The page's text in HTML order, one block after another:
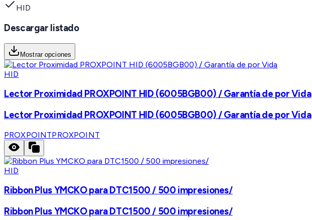
HID
Descargar listado
Mostrar opciones
HID
Lector Proximidad PROXPOINT HID (6005BGB00) / Garantía de por Vida
Lector Proximidad PROXPOINT HID (6005BGB00) / Garantía de por Vida
PROXPOINTPROXPOINT
HID
Ribbon Plus YMCKO para DTC1500 / 500 impresiones/
Ribbon Plus YMCKO para DTC1500 / 500 impresiones/